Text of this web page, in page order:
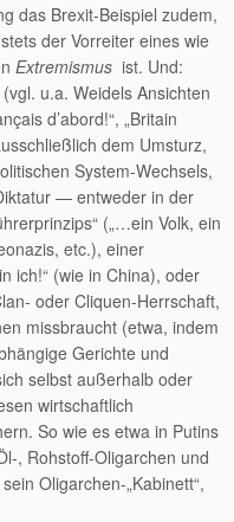
das Brexit-Beispiel zudem,
stets der Vorreiter eines wie
Extremismus ist. Und:
u.a. Weidels Ansichten
d’abord!“, „Britain
dem Umsturz,
System-Wechsels,
— entweder in der
(„…ein Volk, ein
etc.), einer
ich!“ (wie in China), oder
oder Cliquen-Herrschaft,
missbraucht (etwa, indem
Gerichte und
selbst außerhalb oder
wirtschaftlich
So wie es etwa in Putins
, Rohstoff-Oligarchen und
Oligarchen-„Kabinett“,